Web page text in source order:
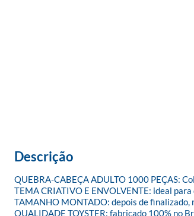
Descrição
QUEBRA-CABEÇA ADULTO 1000 PEÇAS:
TEMA CRIATIVO E ENVOLVENTE: ideal
TAMANHO MONTADO: depois de
QUALIDADE TOYSTER: fabricado 100% no